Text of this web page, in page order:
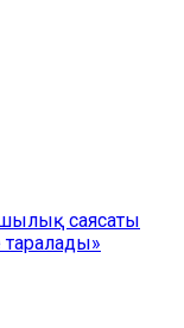
саясаты
таралады»